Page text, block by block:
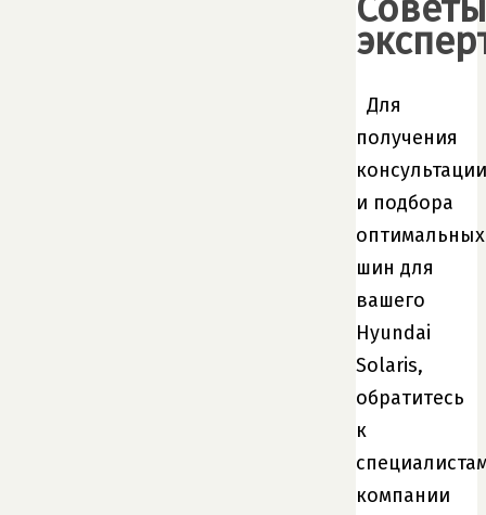
Для
получения
консультации
и подбора
оптимальных
шин для
вашего
Hyundai
Solaris,
обратитесь
к
компании